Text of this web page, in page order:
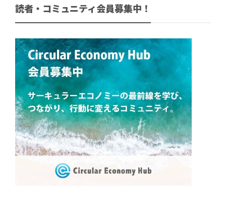
読者・コミュニティ会員募集中！